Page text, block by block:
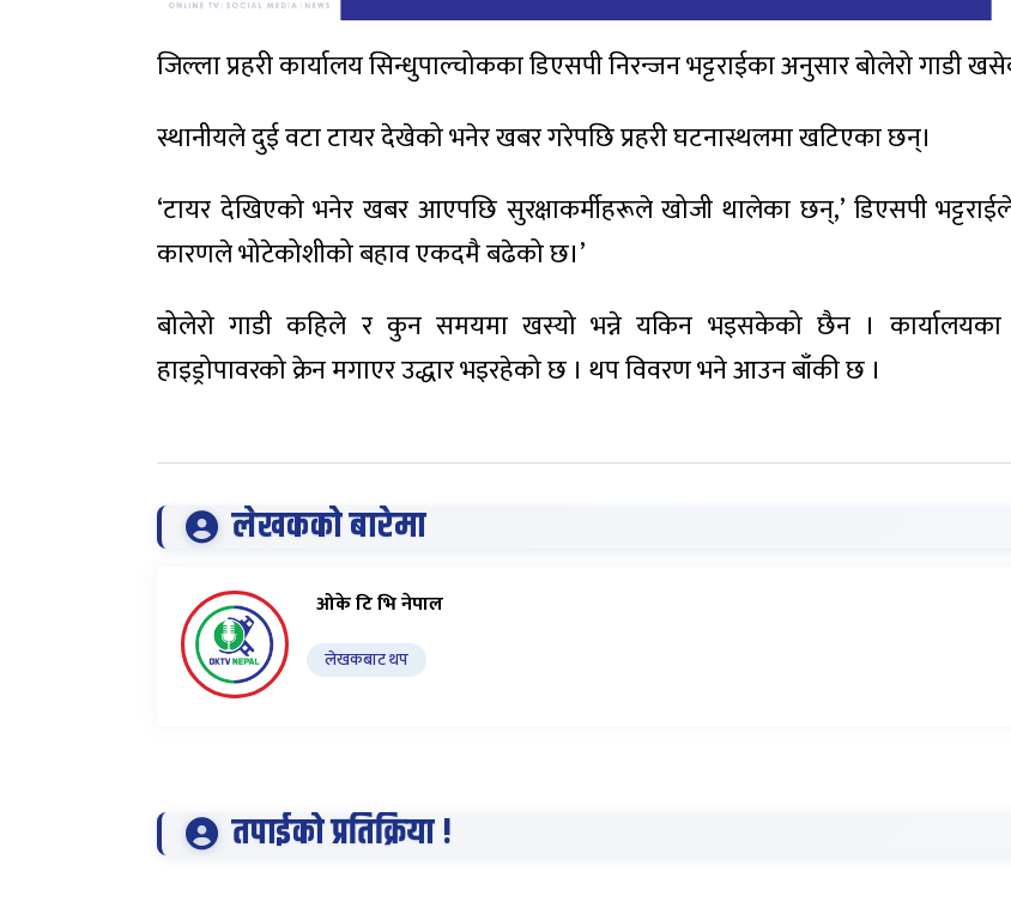
जिल्ला प्रहरी कार्यालय सिन्धुपाल्चोकका डिएसपी निरन्जन भट्टराईका अनुसार बोलेरो गाडी
स्थानीयले दुई वटा टायर देखेको भनेर खबर गरेपछि प्रहरी घटनास्थलमा खटिएका छन्।
‘टायर देखिएको भनेर खबर आएपछि सुरक्षाकर्मीहरूले खोजी थालेका छन्,’ डिएसपी भट्टराईले
कारणले भोटेकोशीको बहाव एकदमै बढेको छ।’
बोलेरो गाडी कहिले र कुन समयमा खस्यो भन्ने यकिन भइसकेको छैन ।
हाइड्रोपावरको क्रेन मगाएर उद्धार भइरहेको छ । थप विवरण भने आउन बाँकी छ ।
लेखकको बारेमा
ओके टि भि नेपाल
लेखकबाट थप
तपाईको प्रतिक्रिया !